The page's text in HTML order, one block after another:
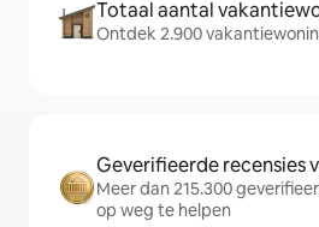
Totaal aantal
Ontdek 2.900
Geverifieerde recensies
Meer dan 215.300
op weg te helpen